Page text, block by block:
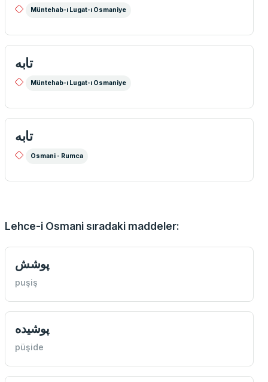
Müntehab-ı Lugat-ı Osmaniye
تابه
Müntehab-ı Lugat-ı Osmaniye
تابه
Osmani - Rumca
Lehce-i Osmani sıradaki maddeler:
پوشش
puşiş
پوشيده
püşide